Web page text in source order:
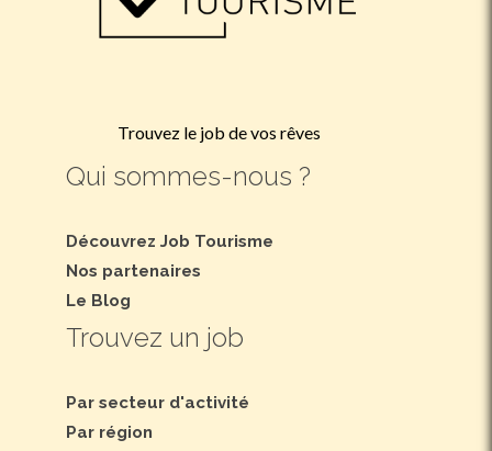
Trouvez le job de vos rêves
Qui sommes-nous ?
Découvrez Job Tourisme
Nos partenaires
Le Blog
Trouvez un job
Par secteur d'activité
Par région